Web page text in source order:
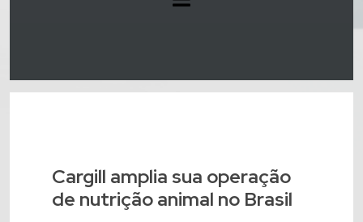
Cargill amplia sua operação
de nutrição animal no Brasil